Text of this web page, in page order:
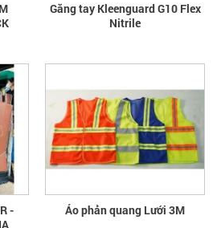
Găng tay Kleenguard G10 Flex
Nitrile
-
Áo phản quang Lưới 3M